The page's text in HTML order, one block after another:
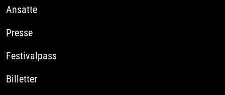
Ansatte
Presse
Festivalpass
Billetter